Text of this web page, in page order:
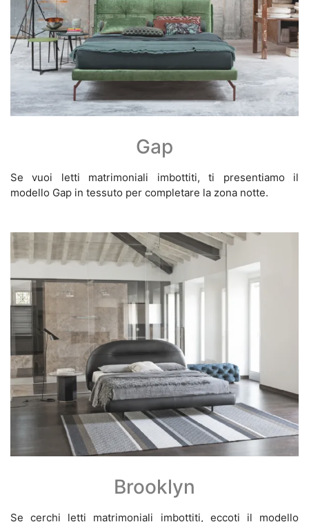
Gap
Se vuoi letti matrimoniali imbottiti, ti presentiamo il
modello Gap in tessuto per completare la zona notte.
Brooklyn
Se cerchi letti matrimoniali imbottiti, eccoti il modello